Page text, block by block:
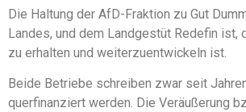
Die Haltung der AfD-Fraktion zu Gut
Landes, und dem Landgestüt Redefin
zu erhalten und weiterzuentwickeln ist.
Beide Betriebe schreiben zwar seit
querfinanziert werden. Die Veräußerung